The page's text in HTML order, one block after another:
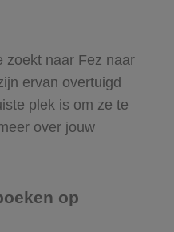
zoekt naar Fez naar
ervan overtuigd
plek is om ze te
over jouw
op